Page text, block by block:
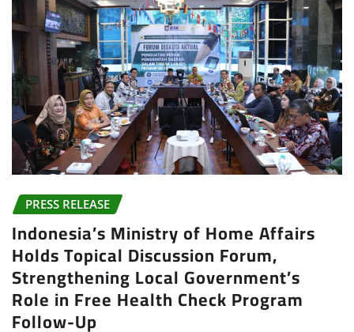
PRESS RELEASE
Indonesia’s Ministry of Home Affairs
Holds Topical Discussion Forum,
Strengthening Local Government’s
Role in Free Health Check Program
Follow-Up